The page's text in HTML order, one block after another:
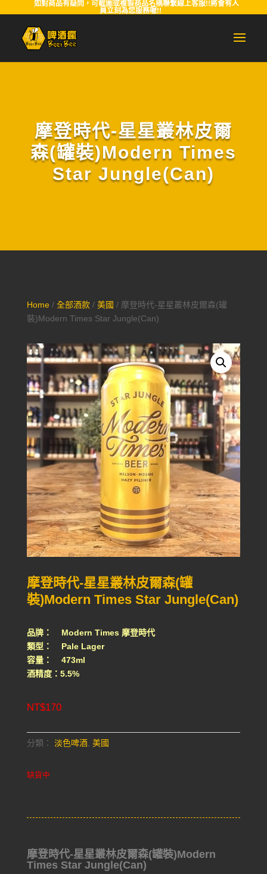
如對商品有疑問，可截圖或複製商品名稱聯繫線上客服!!將會有人
員立刻為您服務喔!!
摩登時代-星星叢林皮爾
森(罐裝)Modern Times
Star Jungle(Can)
Home/ 全部酒款/ 美國 / 摩登時代-星星叢林皮爾森(罐
裝)Modern Times Star Jungle(Can)
摩登時代-星星叢林皮爾森(罐
裝)Modern Times Star Jungle(Can)
品牌： Modern Times 摩登時代
類型： Pale Lager
容量： 473ml
酒精度：5.5%
NT$170
分類： 淡色啤酒, 美國
缺貨中
摩登時代-星星叢林皮爾森(罐裝)Modern
Times Star Jungle(Can)